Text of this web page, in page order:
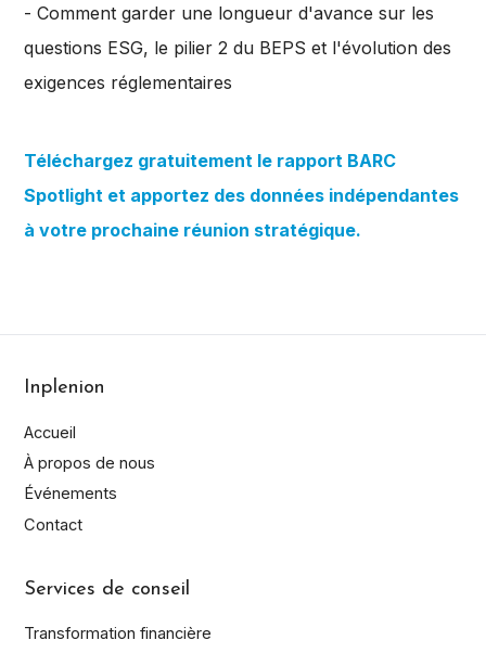
- Comment garder une longueur d'avance sur les
questions ESG, le pilier 2 du BEPS et l'évolution des
exigences réglementaires
Téléchargez gratuitement le rapport BARC
Spotlight et apportez des données indépendantes
à votre prochaine réunion stratégique.
Inplenion
Accueil
À propos de nous
Événements
Contact
Services de conseil
Transformation financière